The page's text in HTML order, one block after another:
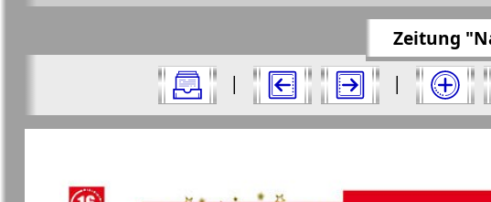
Alle Ausgaben Zeitungen "Nasche wremja" für
Zeitung
|
|
Seiten Zeitung "Nasche wremja".